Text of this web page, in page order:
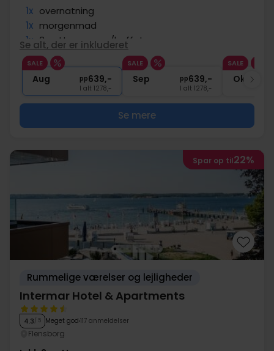
1x overnatning
1x morgenmad
1x 3-retters menu/buffet
1x Gratis øl/vin u/middagen til 20:00
∞ Gratis internet og parkering
Se alt, der er inkluderet
SALE
Aug pp639,-
I alt 1278,-
SALE
Sep pp639,-
I alt 1278,-
SALE
Okt
Se mere
Spar op til22%
Rummelige værelser og lejligheder
Intermar Hotel & Apartments
4.3/ 5 Meget god 117 anmeldelser
Flensborg